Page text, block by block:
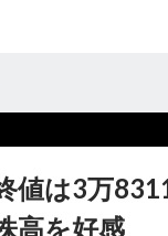
値は3万
高を好感